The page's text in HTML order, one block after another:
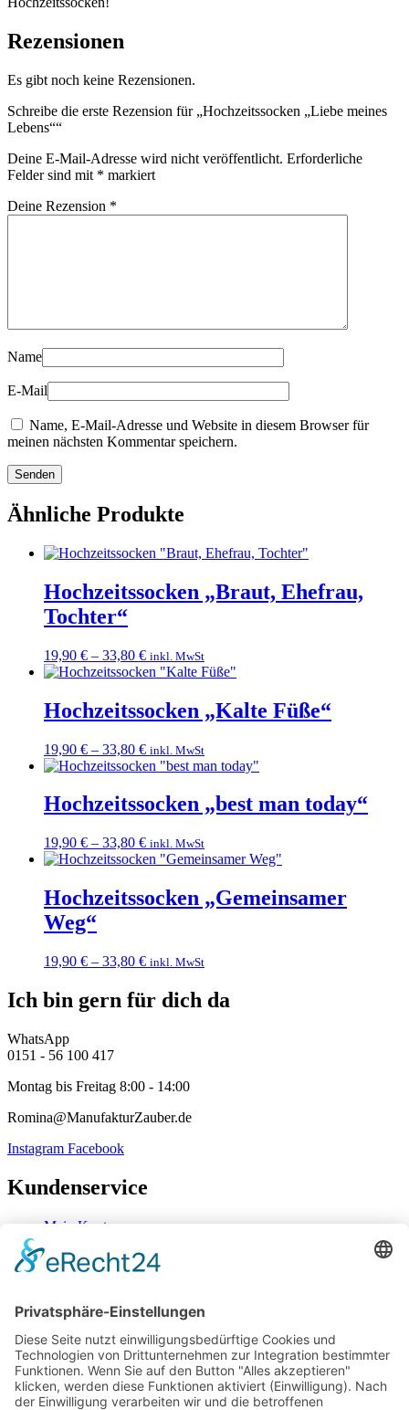
Rezensionen
Es gibt noch keine Rezensionen.
Schreibe die erste Rezension für „Hochzeitssocken „Liebe meines
Lebens““
Deine E-Mail-Adresse wird nicht veröffentlicht. Erforderliche
Felder sind mit * markiert
Deine Rezension *
Name
E-Mail
Name, E-Mail-Adresse und Website in diesem Browser für
meinen nächsten Kommentar speichern.
Ähnliche Produkte
Hochzeitssocken „Braut, Ehefrau,
Tochter“
19,90 € – 33,80 € inkl. MwSt
Hochzeitssocken „Kalte Füße“
19,90 € – 33,80 € inkl. MwSt
Hochzeitssocken „best man today“
19,90 € – 33,80 € inkl. MwSt
Hochzeitssocken „Gemeinsamer
Weg“
19,90 € – 33,80 € inkl. MwSt
Ich bin gern für dich da
WhatsApp
0151 - 56 100 417
Montag bis Freitag 8:00 - 14:00
Romina@ManufakturZauber.de
Instagram Facebook
Kundenservice
Mein Konto
Zahlung & Versand
Widerrufsbelehrung
Mein Konto
Kontakt
Zahlung & Versand
Widerrufsbelehrung
Vertrag Widerrufen